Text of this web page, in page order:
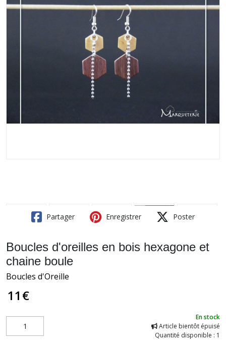
Partager Enregistrer Poster
Boucles d'oreilles en bois hexagone et
chaine boule
Boucles d'Oreille
11 €
En stock
Article bientôt épuisé
Quantité disponible : 1